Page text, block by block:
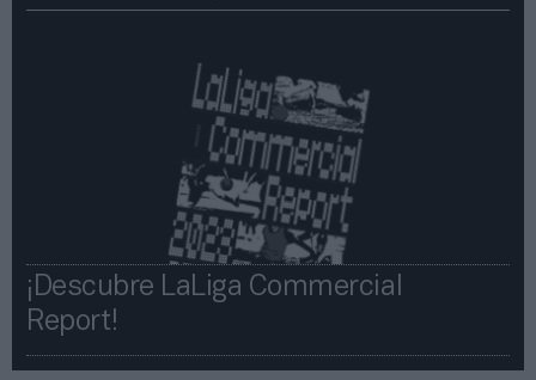
¡Descubre LaLiga Commercial
Report!​​